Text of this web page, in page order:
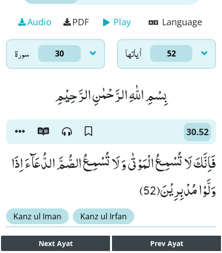
Audio PDF Play Language
سورۃ 30 اٰياتها 52
بِسْمِ اللّٰهِ الرَّحْمٰنِ الرَّحِیْمِ
30.52
فَاِنَّكَ لَا تُسْمِـعُ الْمَوْتٰى وَ لَا تُسْمِـعُ الصُّمَّ الدُّعَآءَ اِذَا
وَلَّوْا مُدْبِرِیْنَ(52)
Kanz ul Iman Kanz ul Irfan
Next Ayat Prev Ayat